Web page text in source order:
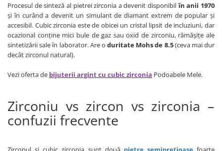
Procesul de sinteză al pietrei zirconia a devenit disponibilîn anii 1970
și în curând a devenit un simulant de diamant extrem de popular și
accesibil. Cubic zirconia este de obicei un cristal lipsit de incluziuni, dar
ocazional conține mici bule de gaz sau oxid de zirconiu, rămășițe ale
sintetizării sale în laborator. Are o duritate Mohs de 8.5(ceva mai dur
decât zirconul natural).
Vezi oferta de bijuterii argint cu cubic zirconia Podoabele Mele.
Zirconiu vs zircon vs zirconia –
confuzii frecvente